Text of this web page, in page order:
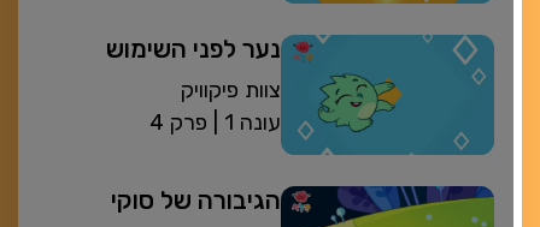
נער לפני השימוש
צוות פיקוויק
פרק 4
| עונה 1
הגיבורה של סוקי